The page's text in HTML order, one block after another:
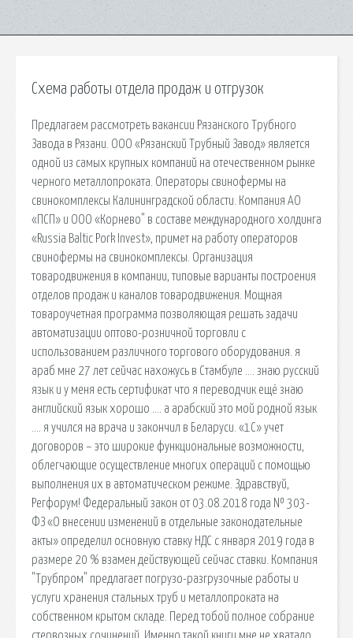
Схема работы отдела продаж и отгрузок
Предлагаем рассмотреть вакансии Рязанского Трубного
Завода в Рязани. ООО «Рязанский Трубный Завод» является
одной из самых крупных компаний на отечественном рынке
черного металлопроката. Операторы свинофермы на
свинокомплексы Калининградской области. Компания АО
«ПСП» и ООО «Корнево" в составе международного холдинга
«Russia Baltic Pork Invest», примет на работу операторов
свинофермы на свинокомплексы. Организация
товародвижения в компании, типовые варианты построения
отделов продаж и каналов товародвижения. Мощная
товароучетная программа позволяющая решать задачи
автоматизации оптово-розничной торговли с
использованием различного торгового оборудования. я
араб мне 27 лет сейчас нахожусь в Стамбуле …. знаю русский
язык и у меня есть сертификат что я переводчик ещё знаю
английский язык хорошо …. а арабский это мой родной язык
…. я учился на врача и закончил в Беларуси. «1С» учет
договоров – это широкие функциональные возможности,
облегчающие осуществление многих операций с помощью
выполнения их в автоматическом режиме. Здравствуй,
Регфорум! Федеральный закон от 03.08.2018 года № 303-
ФЗ «О внесении изменений в отдельные законодательные
акты» определил основную ставку НДС с января 2019 года в
размере 20 % взамен действующей сейчас ставки. Компания
"Трубпром" предлагает погрузо-разгрузочные работы и
услуги хранения стальных труб и металлопроката на
собственном крытом складе. Перед тобой полное собрание
стервозных сочинений. Именно такой книги мне не хватало